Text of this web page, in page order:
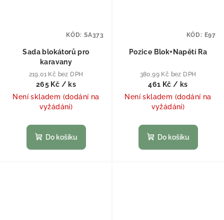
Sada blokátorů pro
karavany
219,01 Kč bez DPH
265 Kč / ks
Není skladem (dodání na
vyžádání)
Do košíku
KÓD: SA373
Pozice Blok+Napětí Ra
380,99 Kč bez DPH
461 Kč / ks
Není skladem (dodání na
vyžádání)
Do košíku
KÓD: E97